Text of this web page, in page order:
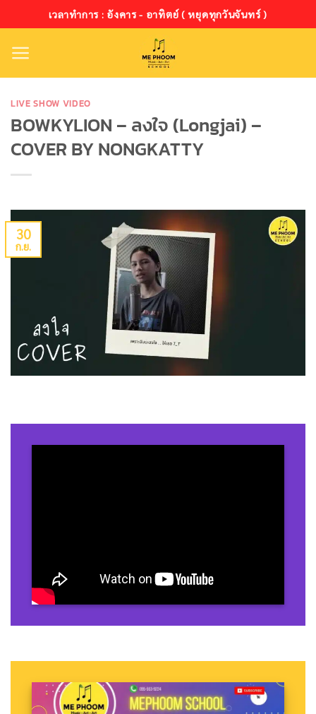
ไป
เนื้อหา
เวลาทำการ : อังคาร - อาทิตย์ ( หยุดทุกวันจันทร์ )
LIVE SHOW VIDEO
BOWKYLION – ลงใจ (Longjai) –
COVER BY NONGKATTY
30
ก.ย.